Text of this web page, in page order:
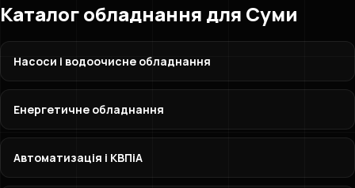
Каталог обладнання для Суми
Насоси і водоочисне обладнання
Енергетичне обладнання
Автоматизація і КВПіА